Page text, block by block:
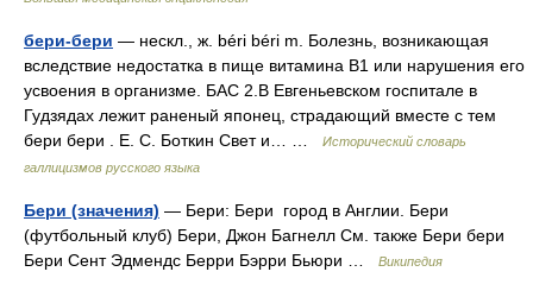
бери-бери — нескл., ж. béri béri m. Болезнь, возникающая
вследствие недостатка в пище витамина B1 или нарушения его
усвоения в организме. БАС 2.В Евгеньевском госпитале в
Гудзядах лежит раненый японец, страдающий вместе с тем
бери бери . Е. С. Боткин Свет и… …
Исторический словарь
галлицизмов русского языка
Бери (значения) — Бери: Бери город в Англии. Бери
(футбольный клуб) Бери, Джон Багнелл См. также Бери бери
Бери Сент Эдмендс Берри Бэрри Бьюри …
Википедия